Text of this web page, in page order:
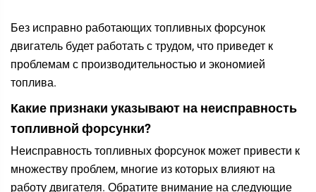
Без исправно работающих топливных форсунок
двигатель будет работать с трудом, что приведет к
проблемам с производительностью и экономией
топлива.
Какие признаки указывают на неисправность
топливной форсунки?
Неисправность топливных форсунок может привести к
множеству проблем, многие из которых влияют на
работу двигателя. Обратите внимание на следующие